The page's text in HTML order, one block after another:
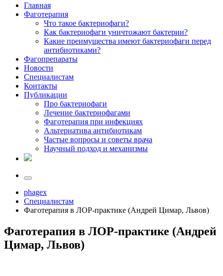
Главная
Фаготерапия
Что такое бактериофаги?
Как бактериофаги уничтожают бактерии?
Какие преимущества имеют бактериофаги перед
антибиотиками?
Фагопрепараты
Новости
Специалистам
Контакты
Публикации
Про бактериофаги
Лечение бактериофагами
Фаготерапия при инфекциях
Альтернатива антибиотикам
Частые вопросы и советы врача
Научный подход и механизмы
phagex
Специалистам
Фаготерапия в ЛОР-практике (Андрей Цимар, Львов)
Фаготерапия в ЛОР-практике (Андрей
Цимар, Львов)